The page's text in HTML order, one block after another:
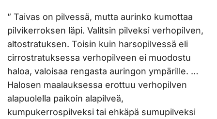
” Taivas on pilvessä, mutta aurinko kumottaa
pilvikerroksen läpi. Valitsin pilveksi verhopilven,
altostratuksen. Toisin kuin harsopilvessä eli
cirrostratuksessa verhopilveen ei muodostu
haloa, valoisaa rengasta auringon ympärille. …
Halosen maalauksessa erottuu verhopilven
alapuolella paikoin alapilveä,
kumpukerrospilveksi tai ehkäpä sumupilveksi